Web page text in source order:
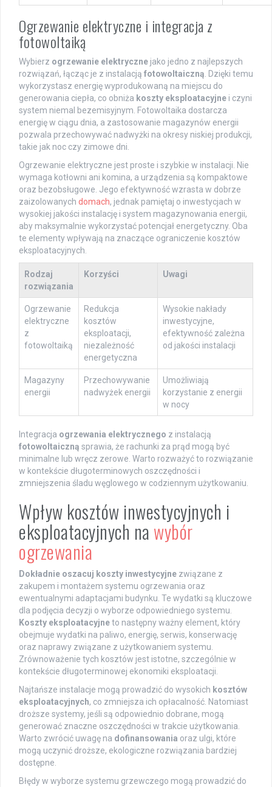
Ogrzewanie elektryczne i integracja z
fotowoltaiką
Wybierz ogrzewanie elektryczne jako jedno z najlepszych
rozwiązań, łącząc je z instalacją fotowoltaiczną. Dzięki temu
wykorzystasz energię wyprodukowaną na miejscu do
generowania ciepła, co obniża koszty eksploatacyjne i czyni
system niemal bezemisyjnym. Fotowoltaika dostarcza
energię w ciągu dnia, a zastosowanie magazynów energii
pozwala przechowywać nadwyżki na okresy niskiej produkcji,
takie jak noc czy zimowe dni.
Ogrzewanie elektryczne jest proste i szybkie w instalacji. Nie
wymaga kotłowni ani komina, a urządzenia są kompaktowe
oraz bezobsługowe. Jego efektywność wzrasta w dobrze
zaizolowanych domach, jednak pamiętaj o inwestycjach w
wysokiej jakości instalację i system magazynowania energii,
aby maksymalnie wykorzystać potencjał energetyczny. Oba
te elementy wpływają na znaczące ograniczenie kosztów
eksploatacyjnych.
Rodzaj
rozwiązania
Korzyści Uwagi
Ogrzewanie
elektryczne
z
fotowoltaiką
Redukcja
kosztów
eksploatacji,
niezależność
energetyczna
Wysokie nakłady
inwestycyjne,
efektywność zależna
od jakości instalacji
Magazyny
energii
Przechowywanie
nadwyżek energii
Umożliwiają
korzystanie z energii
w nocy
Integracja ogrzewania elektrycznego z instalacją
fotowoltaiczną sprawia, że rachunki za prąd mogą być
minimalne lub wręcz zerowe. Warto rozważyć to rozwiązanie
w kontekście długoterminowych oszczędności i
zmniejszenia śladu węglowego w codziennym użytkowaniu.
Wpływ kosztów inwestycyjnych i
eksploatacyjnych na wybór
ogrzewania
Dokładnie oszacuj koszty inwestycyjne związane z
zakupem i montażem systemu ogrzewania oraz
ewentualnymi adaptacjami budynku. Te wydatki są kluczowe
dla podjęcia decyzji o wyborze odpowiedniego systemu.
Koszty eksploatacyjneto następny ważny element, który
obejmuje wydatki na paliwo, energię, serwis, konserwację
oraz naprawy związane z użytkowaniem systemu.
Zrównoważenie tych kosztów jest istotne, szczególnie w
kontekście długoterminowej ekonomiki eksploatacji.
Najtańsze instalacje mogą prowadzić do wysokich kosztów
eksploatacyjnych, co zmniejsza ich opłacalność. Natomiast
droższe systemy, jeśli są odpowiednio dobrane, mogą
generować znaczne oszczędności w trakcie użytkowania.
Warto zwrócić uwagę na dofinansowania oraz ulgi, które
mogą uczynić droższe, ekologiczne rozwiązania bardziej
dostępne.
Błędy w wyborze systemu grzewczego mogą prowadzić do